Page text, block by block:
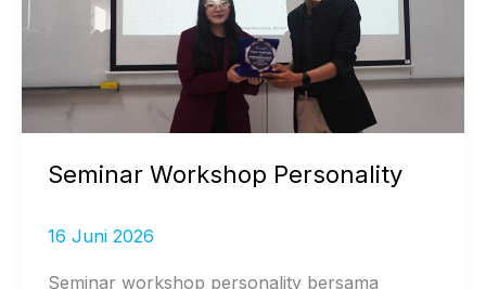
Seminar Workshop Personality
16 Juni 2026
Seminar workshop personality bersama